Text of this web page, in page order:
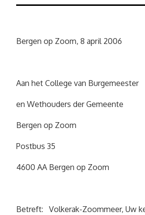
Bergen op Zoom, 8 april 2006
Aan het College van Burgemeester
en Wethouders der Gemeente
Bergen op Zoom
Postbus 35
4600 AA Bergen op Zoom
Betreft: Volkerak-Zoommeer, Uw